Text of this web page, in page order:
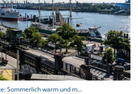
Sommerlich warm und m...